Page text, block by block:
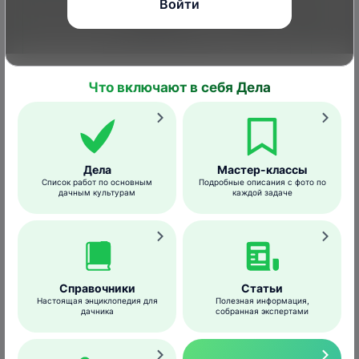
Совместимость
В личных подсобных хозяйствах не
рекомендуется совместное использование
препаратов.
Войти
Что включают в себя Дела
Дела
Список работ по основным
дачным культурам
Мастер-классы
Подробные описания с фото по
каждой задаче
Справочники
Настоящая энциклопедия для
дачника
Статьи
Полезная информация,
собранная экспертами